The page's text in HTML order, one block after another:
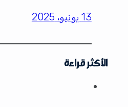
13 يونيو، 2025
الأكثر قراءة